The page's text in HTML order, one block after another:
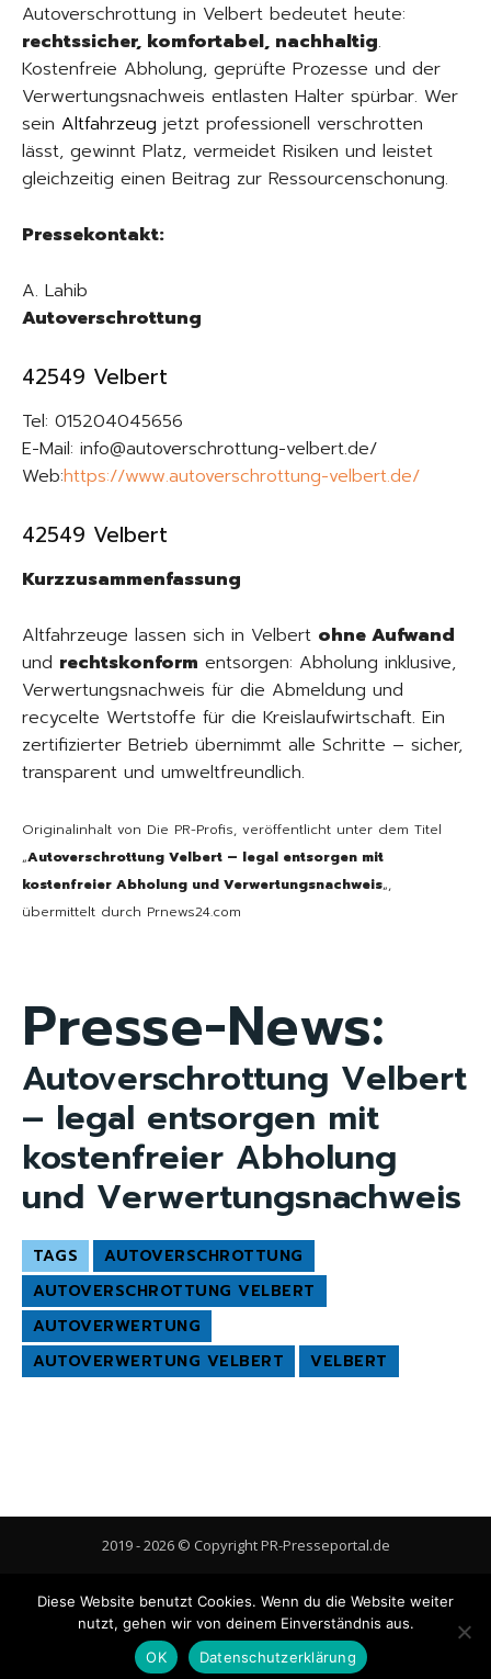
Autoverschrottung in Velbert bedeutet heute:
rechtssicher, komfortabel, nachhaltig.
Kostenfreie Abholung, geprüfte Prozesse und der
Verwertungsnachweis entlasten Halter spürbar. Wer
sein Altfahrzeug jetzt professionell verschrotten
lässt, gewinnt Platz, vermeidet Risiken und leistet
gleichzeitig einen Beitrag zur Ressourcenschonung.
Pressekontakt:
A. Lahib
Autoverschrottung
42549 Velbert
Tel: 015204045656
E-Mail: info@autoverschrottung-velbert.de/
Web:https://www.autoverschrottung-velbert.de/
42549 Velbert
Kurzzusammenfassung
Altfahrzeuge lassen sich in Velbert ohne Aufwand
und rechtskonform entsorgen: Abholung inklusive,
Verwertungsnachweis für die Abmeldung und
recycelte Wertstoffe für die Kreislaufwirtschaft. Ein
zertifizierter Betrieb übernimmt alle Schritte – sicher,
transparent und umweltfreundlich.
Originalinhalt von Die PR-Profis, veröffentlicht unter dem Titel
„Autoverschrottung Velbert – legal entsorgen mit
kostenfreier Abholung und Verwertungsnachweis„,
übermittelt durch Prnews24.com
Presse-News:
Autoverschrottung Velbert
– legal entsorgen mit
kostenfreier Abholung
und Verwertungsnachweis
TAGS
AUTOVERSCHROTTUNG
AUTOVERSCHROTTUNG VELBERT
AUTOVERWERTUNG
AUTOVERWERTUNG VELBERT
VELBERT
2019 - 2026 © Copyright PR-Presseportal.de
Gastbeitrag veröffentlichen Cookie-Richtlinie (EU)
Diese Website benutzt Cookies. Wenn du die Website weiter
nutzt, gehen wir von deinem Einverständnis aus.
OK
Datenschutzerklärung